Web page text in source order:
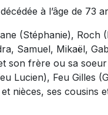
à l’âge de 73
(Stéphanie), Roch
Samuel, Mikaël,
son frère ou sa
Lucien), Feu Gilles
nièces, ses cousins